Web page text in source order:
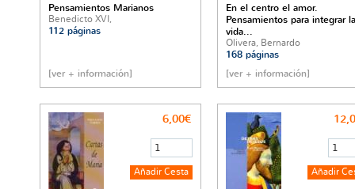
Pensamientos Marianos
Benedicto XVI,
112 páginas
[ver + información]
En el centro el amor.
Pensamientos para integrar la
vida...
Olivera, Bernardo
168 páginas
[ver + información]
6,00€